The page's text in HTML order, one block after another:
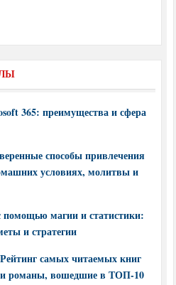
365: преимущества и сфера
способы привлечения
условиях, молитвы и
магии и статистики:
и стратегии
самых читаемых книг
и романы, вошедшие в ТОП-10